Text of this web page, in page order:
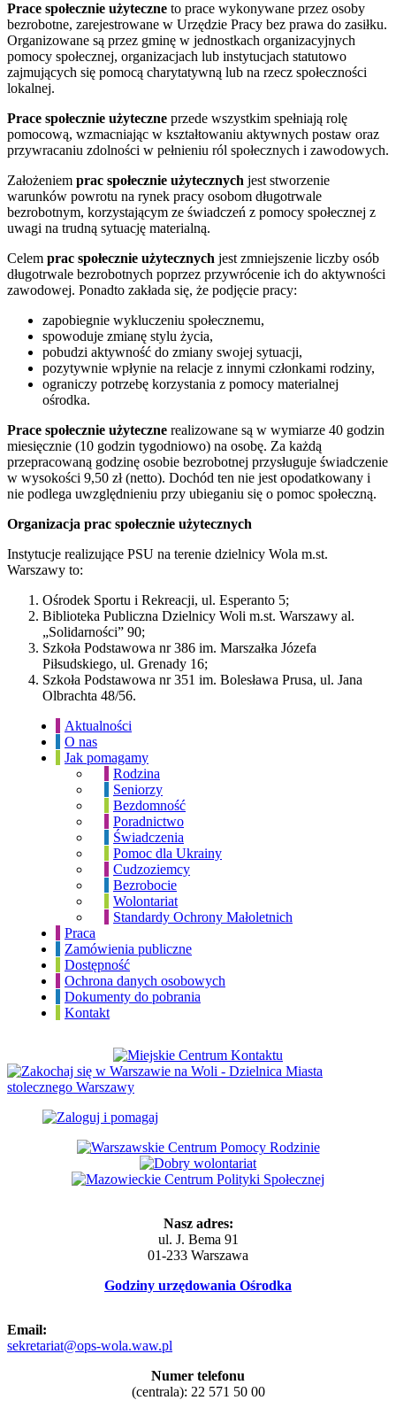
Prace społecznie użyteczne to prace wykonywane przez osoby
bezrobotne, zarejestrowane w Urzędzie Pracy bez prawa do zasiłku.
Organizowane są przez gminę w jednostkach organizacyjnych
pomocy społecznej, organizacjach lub instytucjach statutowo
zajmujących się pomocą charytatywną lub na rzecz społeczności
lokalnej.
Prace społecznie użyteczne przede wszystkim spełniają rolę
pomocową, wzmacniając w kształtowaniu aktywnych postaw oraz
przywracaniu zdolności w pełnieniu ról społecznych i zawodowych.
Założeniem prac społecznie użytecznych jest stworzenie
warunków powrotu na rynek pracy osobom długotrwale
bezrobotnym, korzystającym ze świadczeń z pomocy społecznej z
uwagi na trudną sytuację materialną.
Celem prac społecznie użytecznych jest zmniejszenie liczby osób
długotrwale bezrobotnych poprzez przywrócenie ich do aktywności
zawodowej. Ponadto zakłada się, że podjęcie pracy:
zapobiegnie wykluczeniu społecznemu,
spowoduje zmianę stylu życia,
pobudzi aktywność do zmiany swojej sytuacji,
pozytywnie wpłynie na relacje z innymi członkami rodziny,
ograniczy potrzebę korzystania z pomocy materialnej
ośrodka.
Prace społecznie użyteczne realizowane są w wymiarze 40 godzin
miesięcznie (10 godzin tygodniowo) na osobę. Za każdą
przepracowaną godzinę osobie bezrobotnej przysługuje świadczenie
w wysokości 9,50 zł (netto). Dochód ten nie jest opodatkowany i
nie podlega uwzględnieniu przy ubieganiu się o pomoc społeczną.
Organizacja prac społecznie użytecznych
Instytucje realizujące PSU na terenie dzielnicy Wola m.st.
Warszawy to:
Ośrodek Sportu i Rekreacji, ul. Esperanto 5;
Biblioteka Publiczna Dzielnicy Woli m.st. Warszawy al.
„Solidarności” 90;
Szkoła Podstawowa nr 386 im. Marszałka Józefa
Piłsudskiego, ul. Grenady 16;
Szkoła Podstawowa nr 351 im. Bolesława Prusa, ul. Jana
Olbrachta 48/56.
Aktualności
O nas
Jak pomagamy
Rodzina
Seniorzy
Bezdomność
Poradnictwo
Świadczenia
Pomoc dla Ukrainy
Cudzoziemcy
Bezrobocie
Wolontariat
Standardy Ochrony Małoletnich
Praca
Zamówienia publiczne
Dostępność
Ochrona danych osobowych
Dokumenty do pobrania
Kontakt
Nasz adres:
ul. J. Bema 91
01-233 Warszawa
Godziny urzędowania Ośrodka
Email:
sekretariat@ops-wola.waw.pl
Numer telefonu
(centrala): 22 571 50 00